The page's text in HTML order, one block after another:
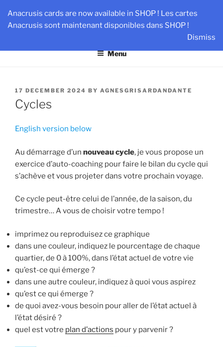
Anacrusis cards are now available in SHOP ! Les cartes
Anacrusis sont maintenant disponibles dans SHOP !
Dismiss
content
AN-DANTE
Team & Leader Performance via Harmonized Relationship
Menu
POSTED
ON
17 DECEMBER 2024 BY AGNESGRISARDANDANTE
Cycles
English version below
Au démarrage d’un nouveau cycle, je vous propose un
exercice d’auto-coaching pour faire le bilan du cycle qui
s’achève et vous projeter dans votre prochain voyage.
Ce cycle peut-être celui de l’année, de la saison, du
trimestre… A vous de choisir votre tempo !
imprimez ou reproduisez ce graphique
dans une couleur, indiquez le pourcentage de chaque
quartier, de 0 à 100%, dans l’état actuel de votre vie
qu’est-ce qui émerge ?
dans une autre couleur, indiquez à quoi vous aspirez
qu’est ce qui émerge ?
de quoi avez-vous besoin pour aller de l’état actuel à
l’état désiré ?
quel est votre plan d’actions pour y parvenir ?